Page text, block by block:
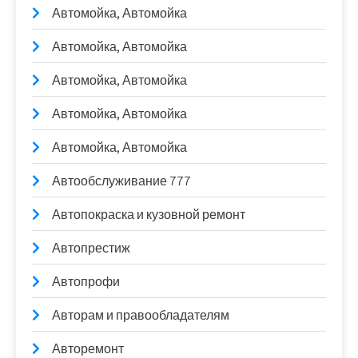
Автомойка, Автомойка
Автомойка, Автомойка
Автомойка, Автомойка
Автомойка, Автомойка
Автомойка, Автомойка
Автообслуживание 777
Автопокраска и кузовной ремонт
Автопрестиж
Автопрофи
Авторам и правообладателям
Авторемонт